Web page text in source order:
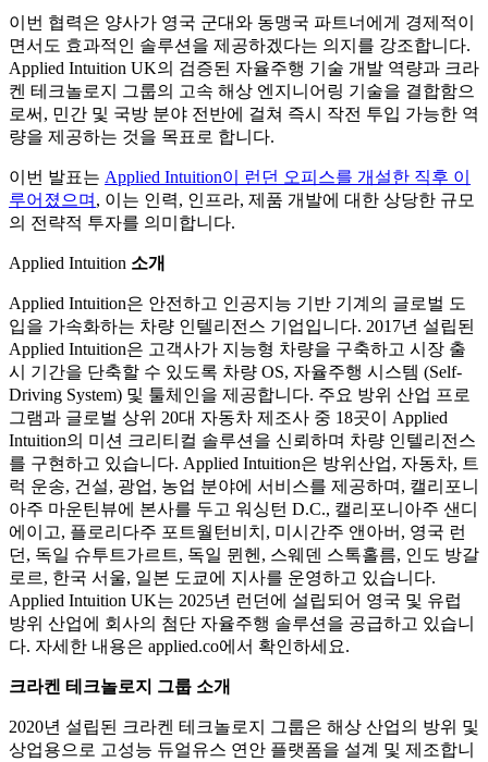
이번 협력은 양사가 영국 군대와 동맹국 파트너에게 경제적이
면서도 효과적인 솔루션을 제공하겠다는 의지를 강조합니다.
Applied Intuition UK의 검증된 자율주행 기술 개발 역량과 크라
켄 테크놀로지 그룹의 고속 해상 엔지니어링 기술을 결합함으
로써, 민간 및 국방 분야 전반에 걸쳐 즉시 작전 투입 가능한 역
량을 제공하는 것을 목표로 합니다.
이번 발표는 Applied Intuition이 런던 오피스를 개설한 직후 이
루어졌으며 , 이는 인력, 인프라, 제품 개발에 대한 상당한 규모
의 전략적 투자를 의미합니다.
Applied Intuition 소개
Applied Intuition은 안전하고 인공지능 기반 기계의 글로벌 도
입을 가속화하는 차량 인텔리전스 기업입니다. 2017년 설립된
Applied Intuition은 고객사가 지능형 차량을 구축하고 시장 출
시 기간을 단축할 수 있도록 차량 OS, 자율주행 시스템 (Self-
Driving System) 및 툴체인을 제공합니다. 주요 방위 산업 프로
그램과 글로벌 상위 20대 자동차 제조사 중 18곳이 Applied
Intuition의 미션 크리티컬 솔루션을 신뢰하며 차량 인텔리전스
를 구현하고 있습니다. Applied Intuition은 방위산업, 자동차, 트
럭 운송, 건설, 광업, 농업 분야에 서비스를 제공하며, 캘리포니
아주 마운틴뷰에 본사를 두고 워싱턴 D.C., 캘리포니아주 샌디
에이고, 플로리다주 포트월턴비치, 미시간주 앤아버, 영국 런
던, 독일 슈투트가르트, 독일 뮌헨, 스웨덴 스톡홀름, 인도 방갈
로르, 한국 서울, 일본 도쿄에 지사를 운영하고 있습니다.
Applied Intuition UK는 2025년 런던에 설립되어 영국 및 유럽
방위 산업에 회사의 첨단 자율주행 솔루션을 공급하고 있습니
다. 자세한 내용은 applied.co에서 확인하세요.
크라켄 테크놀로지 그룹 소개
2020년 설립된 크라켄 테크놀로지 그룹은 해상 산업의 방위 및
상업용으로 고성능 듀얼유스 연안 플랫폼을 설계 및 제조합니